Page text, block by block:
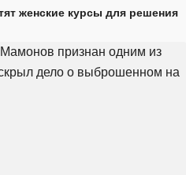
женские курсы для решения